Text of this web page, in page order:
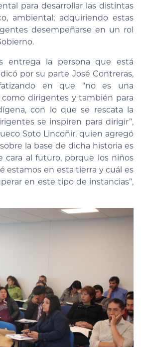
para desarrollar las distintas
ambiental; adquiriendo estas
desempeñarse en un rol
entrega la persona que está
por su parte José Contreras,
en que “no es una
como dirigentes y también para
con lo que se rescata la
se inspiren para dirigir”,
Soto Lincoñir, quien agregó
la base de dicha historia es
al futuro, porque los niños
estamos en esta tierra y cuál es
en este tipo de instancias”,